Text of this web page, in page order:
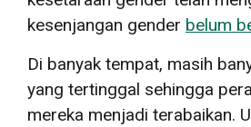
kesenjangan gender belum
Di banyak tempat, masih
yang tertinggal sehingga
mereka menjadi terabaikan.